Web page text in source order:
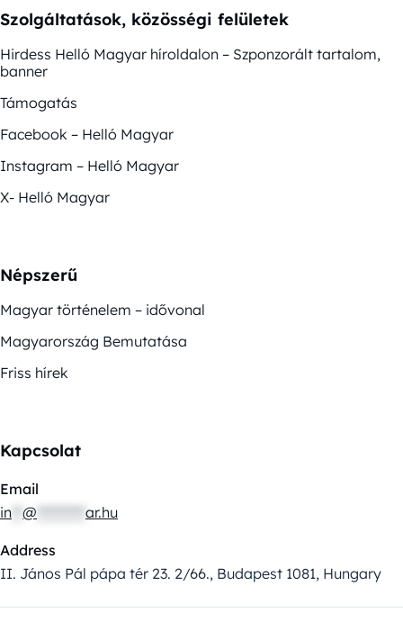
Szolgáltatások, közösségi felületek
Hirdess Helló Magyar híroldalon – Szponzorált tartalom,
banner
Támogatás
Facebook – Helló Magyar
Instagram – Helló Magyar
X- Helló Magyar
Népszerű
Magyar történelem – idővonal
Magyarország Bemutatása
Friss hírek
Kapcsolat
Email
in @ ar.hu
Address
II. János Pál pápa tér 23. 2/66., Budapest 1081, Hungary